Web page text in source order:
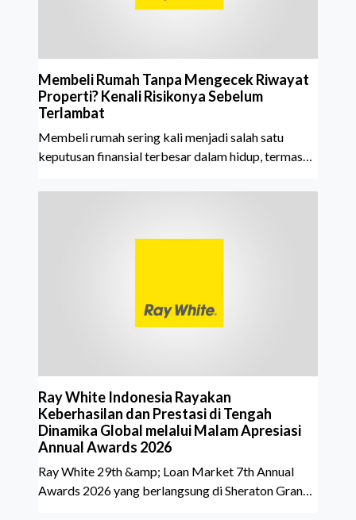
Membeli Rumah Tanpa Mengecek Riwayat
Properti? Kenali Risikonya Sebelum
Terlambat
Membeli rumah sering kali menjadi salah satu
keputusan finansial terbesar dalam hidup, termasuk
aktif merencanakan kepemilikan hunian maupun
kepemilikan hingga riwaya
Ray White Indonesia Rayakan
Keberhasilan dan Prestasi di Tengah
Dinamika Global melalui Malam Apresiasi
Annual Awards 2026
Ray White 29th &amp; Loan Market 7th Annual
Awards 2026 yang berlangsung di Sheraton Grand